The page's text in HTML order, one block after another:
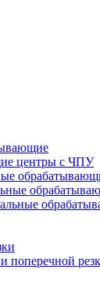
центры с ЧПУ
поперечной